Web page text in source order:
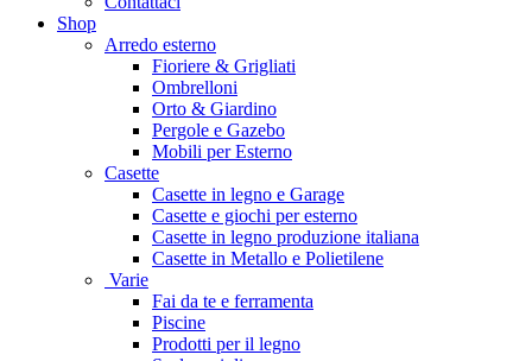
Shop
Arredo esterno
Fioriere & Grigliati
Ombrelloni
Orto & Giardino
Pergole e Gazebo
Mobili per Esterno
Casette
Casette in legno e Garage
Casette e giochi per esterno
Casette in legno produzione italiana
Casette in Metallo e Polietilene
Varie
Fai da te e ferramenta
Piscine
Prodotti per il legno